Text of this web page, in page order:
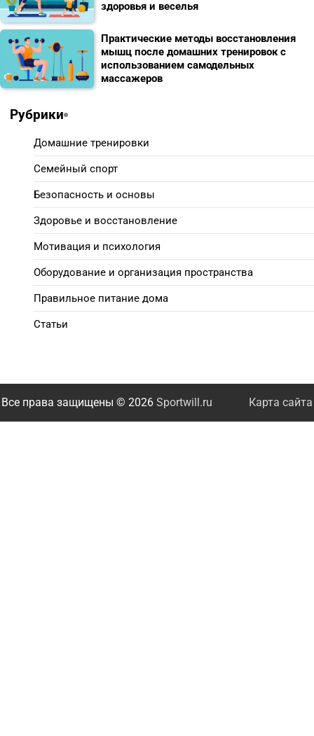
здоровья и веселья
Практические методы восстановления
мышц после домашних тренировок с
использованием самодельных
массажеров
Рубрики
Домашние тренировки
Семейный спорт
Безопасность и основы
Здоровье и восстановление
Мотивация и психология
Оборудование и организация пространства
Правильное питание дома
Статьи
Все права защищены © 2026 Sportwill.ru Карта сайта